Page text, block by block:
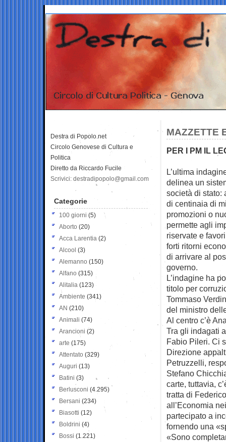
MAZZETTE
PER I PM IL
L’ultima
delinea un
società di stato:
di centinaia di
promozioni o
permette agli
riservate e
forti ritorni
di arrivare al
governo.
L’indagine ha
titolo per
Tommaso
del ministro
Al centro c’è
Tra gli indagati
Fabio Pileri. Ci
Direzione
Petruzzelli,
Stefano
carte, tuttavia,
tratta di
all’Economia
partecipato a
fornendo una
«Sono
Destra di Popolo.net
Circolo Genovese di Cultura e
Politica
Diretto da Riccardo Fucile
Scrivici: destradipopolo@gmail.com
Categorie
100 giorni (5)
Aborto (20)
Acca Larentia (2)
Alcool (3)
Alemanno (150)
Alfano (315)
Alitalia (123)
Ambiente (341)
AN (210)
Animali (74)
Arancioni (2)
arte (175)
Attentato (329)
Auguri (13)
Batini (3)
Berlusconi (4.295)
Bersani (234)
Biasotti (12)
Boldrini (4)
Bossi (1.221)